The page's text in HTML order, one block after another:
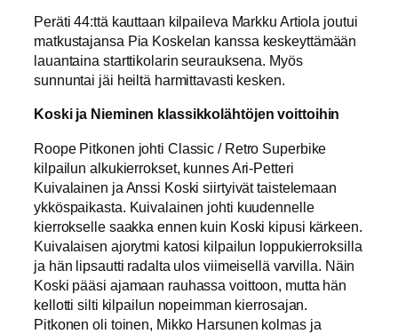
Peräti 44:ttä kauttaan kilpaileva Markku Artiola joutui
matkustajansa Pia Koskelan kanssa keskeyttämään
lauantaina starttikolarin seurauksena. Myös
sunnuntai jäi heiltä harmittavasti kesken.
Koski ja Nieminen klassikkolähtöjen voittoihin
Roope Pitkonen johti Classic / Retro Superbike
kilpailun alkukierrokset, kunnes Ari-Petteri
Kuivalainen ja Anssi Koski siirtyivät taistelemaan
ykköspaikasta. Kuivalainen johti kuudennelle
kierrokselle saakka ennen kuin Koski kipusi kärkeen.
Kuivalaisen ajorytmi katosi kilpailun loppukierroksilla
ja hän lipsautti radalta ulos viimeisellä varvilla. Näin
Koski pääsi ajamaan rauhassa voittoon, mutta hän
kellotti silti kilpailun nopeimman kierrosajan.
Pitkonen oli toinen, Mikko Harsunen kolmas ja